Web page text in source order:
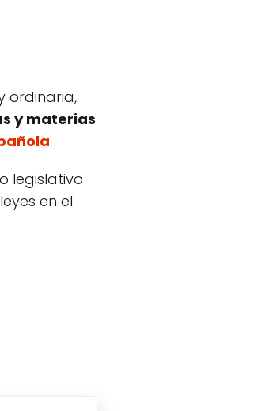
ordinaria,
y materias
.
legislativo
en el